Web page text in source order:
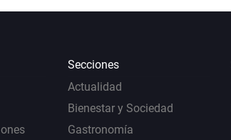
Secciones
Actualidad
Bienestar y Sociedad
Gastronomía